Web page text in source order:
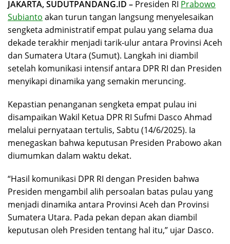
JAKARTA, SUDUTPANDANG.ID – Presiden RI Prabowo
Subianto akan turun tangan langsung menyelesaikan
sengketa administratif empat pulau yang selama dua
dekade terakhir menjadi tarik-ulur antara Provinsi Aceh
dan Sumatera Utara (Sumut). Langkah ini diambil
setelah komunikasi intensif antara DPR RI dan Presiden
menyikapi dinamika yang semakin meruncing.
Kepastian penanganan sengketa empat pulau ini
disampaikan Wakil Ketua DPR RI Sufmi Dasco Ahmad
melalui pernyataan tertulis, Sabtu (14/6/2025). Ia
menegaskan bahwa keputusan Presiden Prabowo akan
diumumkan dalam waktu dekat.
“Hasil komunikasi DPR RI dengan Presiden bahwa
Presiden mengambil alih persoalan batas pulau yang
menjadi dinamika antara Provinsi Aceh dan Provinsi
Sumatera Utara. Pada pekan depan akan diambil
keputusan oleh Presiden tentang hal itu,” ujar Dasco.